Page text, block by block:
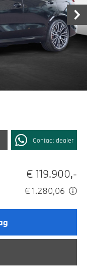
Contact dealer
€ 119.900,-
€ 1.280,06